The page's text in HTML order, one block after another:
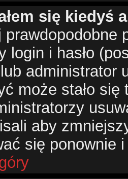
się kiedyś
prawdopodobne
login i hasło
administrator
może stało
aby
się ponownie